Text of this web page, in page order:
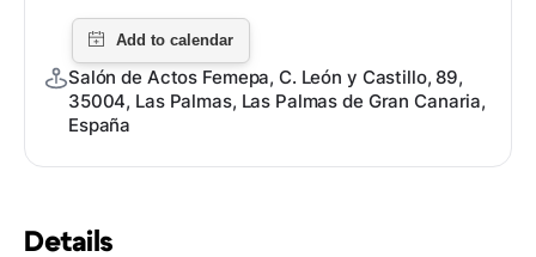
Details
Salón de Actos Femepa, C. León y Castillo, 89,
35004, Las Palmas, Las Palmas de Gran Canaria,
España